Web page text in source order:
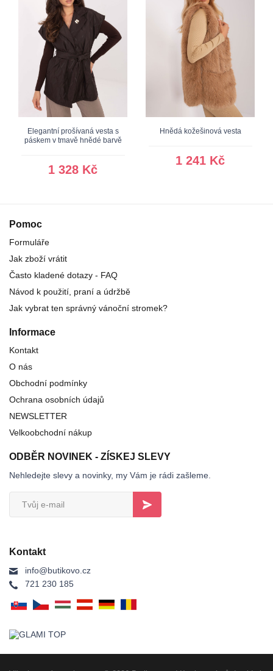
Elegantní prošívaná vesta s
páskem v tmavě hnědé barvě
1 328 Kč
Hnědá kožešinová vesta
1 241 Kč
Pomoc
Formuláře
Jak zboží vrátit
Často kladené dotazy - FAQ
Návod k použití, praní a údržbě
Jak vybrat ten správný vánoční stromek?
Informace
Kontakt
O nás
Obchodní podmínky
Ochrana osobních údajů
NEWSLETTER
Velkoobchodní nákup
ODBĚR NOVINEK - ZÍSKEJ SLEVY
Nehledejte slevy a novinky, my Vám je rádi zašleme.
Kontakt
info@butikovo.cz
721 230 185